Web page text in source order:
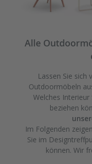
Alle
Lassen Sie sich
Outdoormöbeln
Welches
beziehen
Im Folgenden
Sie im
können. Wir